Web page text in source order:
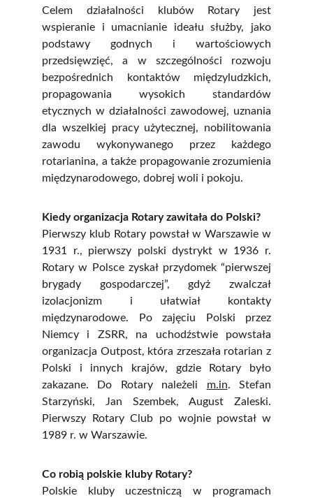
Celem działalności klubów Rotary jest
wspieranie i umacnianie ideału służby, jako
podstawy godnych i wartościowych
przedsięwzięć, a w szczególności rozwoju
bezpośrednich kontaktów międzyludzkich,
propagowania wysokich standardów
etycznych w działalności zawodowej, uznania
dla wszelkiej pracy użytecznej, nobilitowania
zawodu wykonywanego przez każdego
rotarianina, a także propagowanie zrozumienia
międzynarodowego, dobrej woli i pokoju.
Kiedy organizacja Rotary zawitała do Polski?
Pierwszy klub Rotary powstał w Warszawie w
1931 r., pierwszy polski dystrykt w 1936 r.
Rotary w Polsce zyskał przydomek “pierwszej
brygady gospodarczej”, gdyż zwalczał
izolacjonizm i ułatwiał kontakty
międzynarodowe. Po zajęciu Polski przez
Niemcy i ZSRR, na uchodźstwie powstała
organizacja Outpost, która zrzeszała rotarian z
Polski i innych krajów, gdzie Rotary było
zakazane. Do Rotary należeli m.in. Stefan
Starzyński, Jan Szembek, August Zaleski.
Pierwszy Rotary Club po wojnie powstał w
1989 r. w Warszawie.
Co robią polskie kluby Rotary?
Polskie kluby uczestniczą w programach